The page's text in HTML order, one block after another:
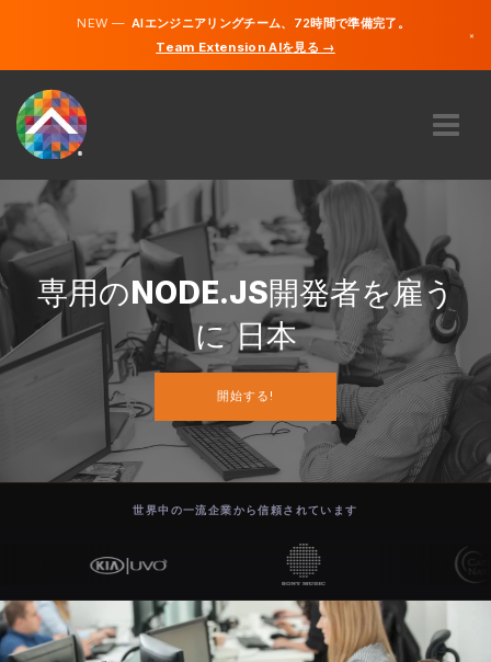
NEW —AIエンジニアリングチーム、72時間で準備完了。
Team Extension AIを見る →
×
私たちに関しては
どのように機能するのですか？
キャリア
開始する
専用のNODE.JS開発者を雇う
に 日本
開始する!
世界中の一流企業から信頼されています